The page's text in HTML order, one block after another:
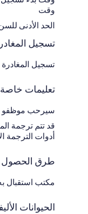
وقت
الحد الأدنى
تسجيل
تسجيل
تعليمات
سيرحب موظفو
قد تتم ترجمة
أدوات الترجمة
طرق الحصول
مكتب استقبال
الحيوانات